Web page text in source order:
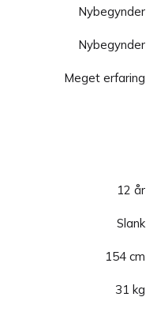
Nybegynder
Nybegynder
Meget erfaring
12 år
Slank
154 cm
31 kg